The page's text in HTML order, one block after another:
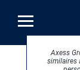
contenu
principal
Axess
similaires